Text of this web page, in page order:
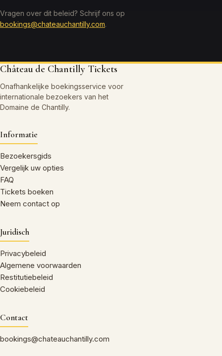
Vragen over dit beleid? Schrijf ons op
bookings@chateauchantilly.com.
Château de Chantilly Tickets
Onafhankelijke boekingsservice voor
internationale bezoekers van het
Domaine de Chantilly.
Informatie
Bezoekersgids
Vergelijk uw opties
FAQ
Tickets boeken
Neem contact op
Juridisch
Privacybeleid
Algemene voorwaarden
Restitutiebeleid
Cookiebeleid
Contact
bookings@chateauchantilly.com